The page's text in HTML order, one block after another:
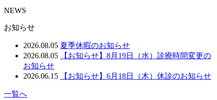
NEWS
お知らせ
2026.08.05 夏季休暇のお知らせ
2026.08.05
【お知らせ】8月19日（水）診療時間変更の
お知らせ
2026.06.15
【お知らせ】6月18日（木）休診のお知らせ
一覧へ